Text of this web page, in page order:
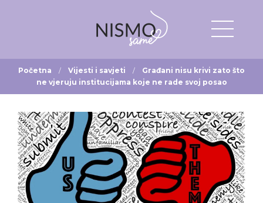
Početna Vijesti i savjeti
Građani nisu krivi zato što
ne vjeruju institucijama koje ne rade svoj posao